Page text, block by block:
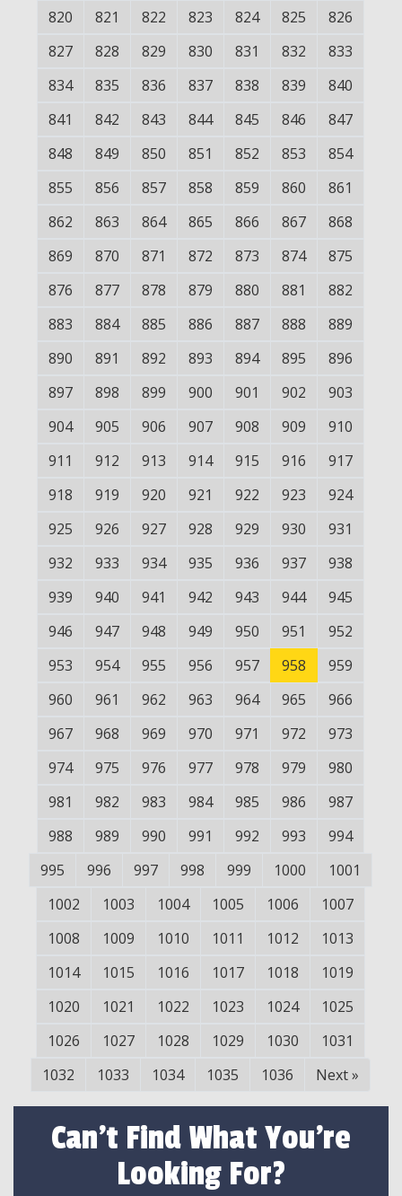
820 821 822 823 824 825
826
827
828 829 830 831 832
833
834
835 836 837 838 839
840
841
842 843 844 845 846
847
848
849 850 851 852 853
854
855
856 857 858 859 860
861
862
863 864 865 866 867
868
869
870 871 872 873 874
875
876
877 878 879 880 881
882
883
884 885 886 887 888
889
890
891 892 893 894 895
896
897
898 899 900 901 902
903
904
905 906 907 908 909
910
911
912 913 914 915 916
917
918
919 920 921 922 923
924
925
926 927 928 929 930
931
932
933 934 935 936 937
938
939
940 941 942 943 944
945
946
947 948 949 950 951
952
953
954 955 956 957 958
959
960
961 962 963 964 965
966
967
968 969 970 971 972
973
974
975 976 977 978 979
980
981
982 983 984 985 986
987
988
989 990 991 992 993
994
995
996 997 998 999 1000
1001
1002
1003 1004 1005 1006
1007
1008
1009 1010 1011 1012
1013
1014
1015 1016 1017 1018
1019
1020
1021 1022 1023 1024
1025
1026
1027 1028 1029 1030
1031
1032
1033 1034 1035 1036 Next»
Can't Find What You're
Looking For?